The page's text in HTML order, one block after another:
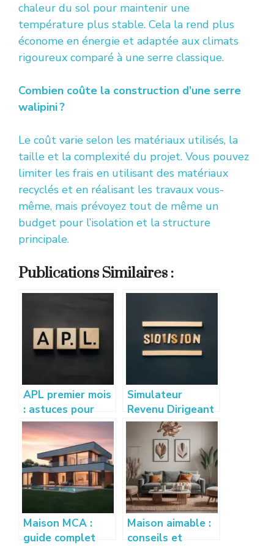
chaleur du sol pour maintenir une
température plus stable. Cela la rend plus
économe en énergie et adaptée aux climats
rigoureux comparé à une serre classique.
Combien coûte la construction d’une serre
walipini ?
Le coût varie selon les matériaux utilisés, la
taille et la complexité du projet. Vous pouvez
limiter les frais en utilisant des matériaux
recyclés et en réalisant les travaux vous-
même, mais prévoyez tout de même un
budget pour l’isolation et la structure
principale.
Publications Similaires :
APL premier mois
: astuces pour
bien calculer et
optimiser vos
droits
Simulateur
Revenu Dirigeant
: Estimez vos
gains sur
creation-
entreprise-
france.com
Maison MCA :
guide complet
Maison aimable :
conseils et